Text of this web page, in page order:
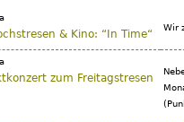
& Kino: “In Time“
Wir
zum Freitagstresen